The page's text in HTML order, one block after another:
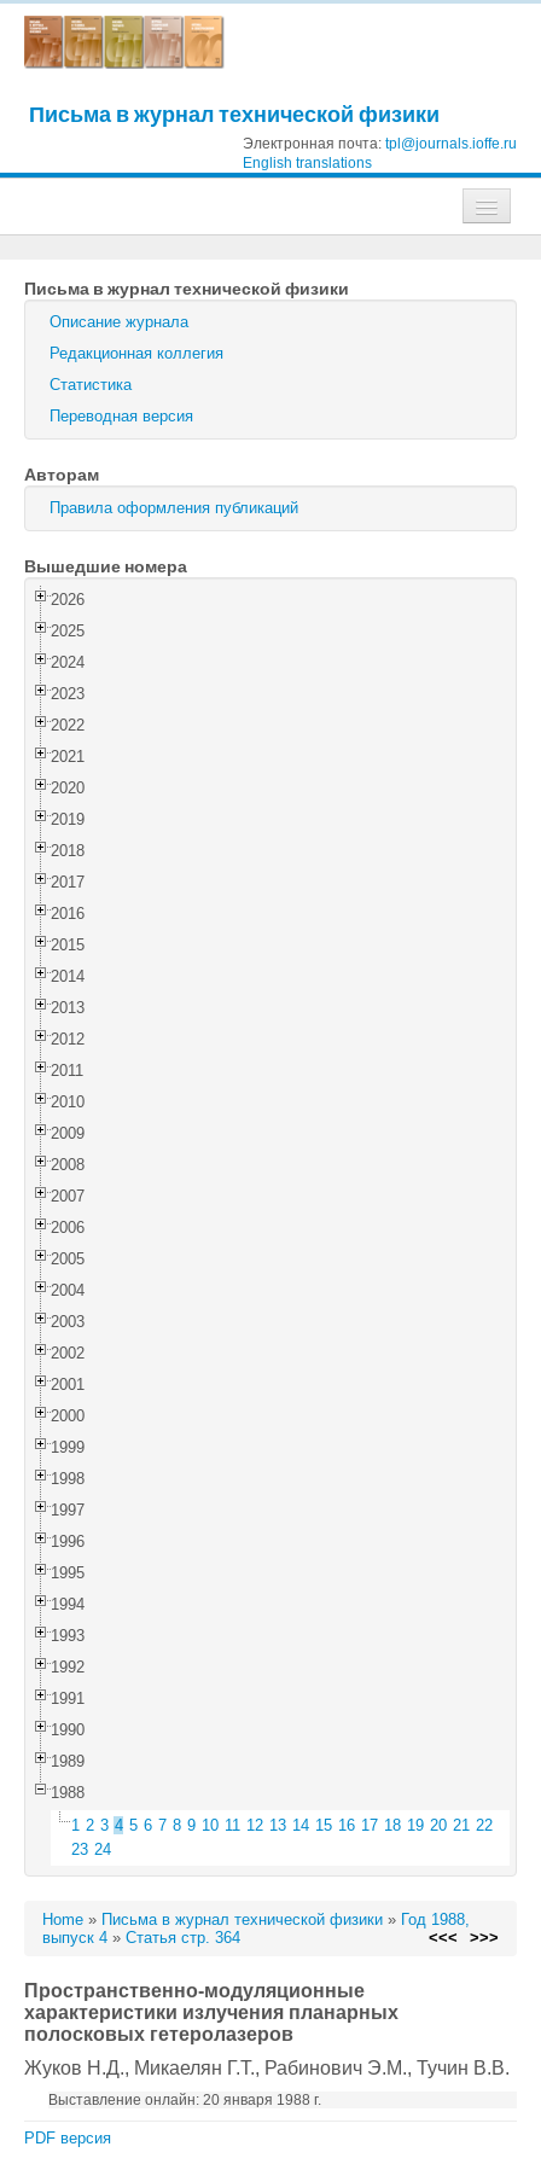
Письма в журнал технической физики
Электронная почта: tpl@journals.ioffe.ru
English translations
Журнал технической физики
Письма в Журнал технической физики
Физика твердого тела
Физика и техника полупроводников
Оптика и спектроскопия
Поиск
Войти
Письма в журнал технической физики
Описание журнала
Редакционная коллегия
Статистика
Переводная версия
Авторам
Правила оформления публикаций
Вышедшие номера
2026
2025
2024
2023
2022
2021
2020
2019
2018
2017
2016
2015
2014
2013
2012
2011
2010
2009
2008
2007
2006
2005
2004
2003
2002
2001
2000
1999
1998
1997
1996
1995
1994
1993
1992
1991
1990
1989
1988
1 2 3 4 5 6 7 8 9 10 11 12 13 14 15 16 17 18 19 20 21 22
23 24
Home » Письма в журнал технической физики » Год 1988,
выпуск 4 » Статья стр. 364 <<< >>>
Пространственно-модуляционные
характеристики излучения планарных
полосковых гетеролазеров
Жуков Н.Д., Микаелян Г.Т., Рабинович Э.М., Тучин В.В.
Выставление онлайн: 20 января 1988 г.
PDF версия